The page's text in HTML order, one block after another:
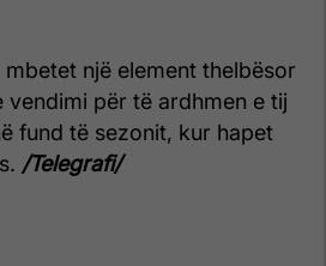
një element thelbësor
vendimi për të ardhmen e tij
fund të sezonit, kur hapet
/Telegrafi/